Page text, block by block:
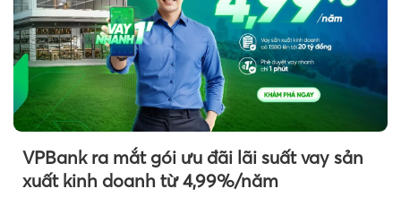
VPBank ra mắt gói ưu đãi lãi suất vay sản
xuất kinh doanh từ 4,99%/năm